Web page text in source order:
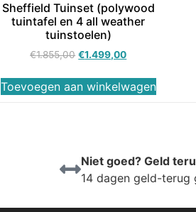
Sheffield Tuinset (polywood
tuintafel en 4 all weather
tuinstoelen)
€1.855,00 €1.499,00
Toevoegen aan winkelwagen
Niet goed? Geld
14 dagen geld-terug